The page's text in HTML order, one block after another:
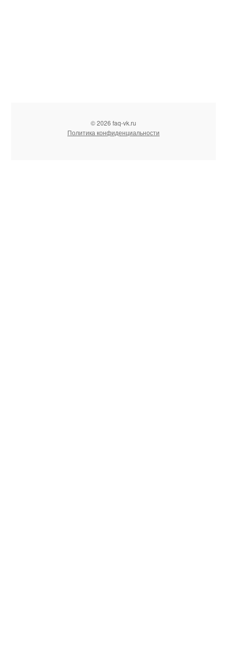
© 2026 faq-vk.ru
Политика конфиденциальности